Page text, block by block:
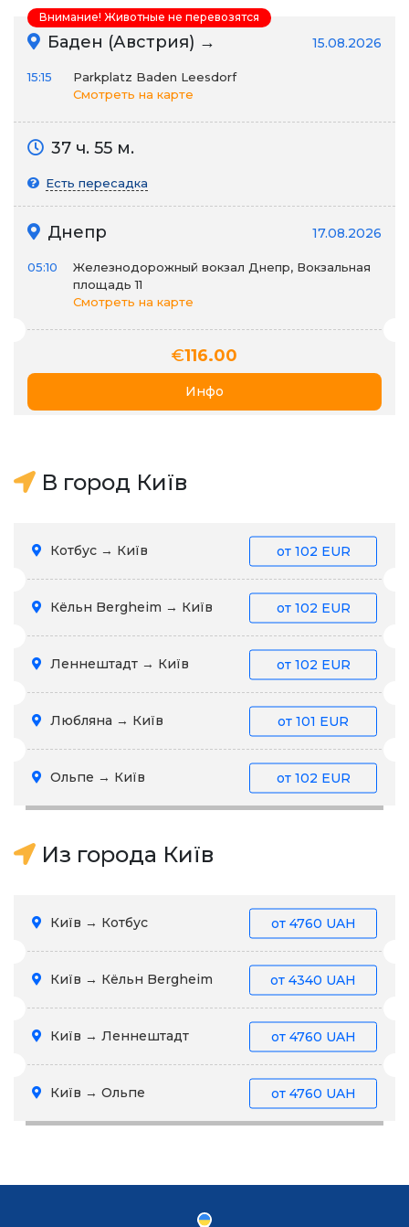
Баден (Австрия) → 15.08.2026
15:15
Parkplatz Baden Leesdorf
Смотреть на карте
37 ч. 55 м.
Есть пересадка
Днепр 17.08.2026
05:10
Железнодорожный вокзал Днепр, Вокзальная
площадь 11
Смотреть на карте
€116.00
Инфо
Внимание! Животные не перевозятся
В город Київ
Котбус → Київ от 102 EUR
Кёльн Bergheim → Київ от 102 EUR
Леннештадт → Київ от 102 EUR
Любляна → Київ от 101 EUR
Ольпе → Київ от 102 EUR
Из города Київ
Київ → Котбус от 4760 UAH
Київ → Кёльн Bergheim от 4340 UAH
Київ → Леннештадт от 4760 UAH
Київ → Ольпе от 4760 UAH